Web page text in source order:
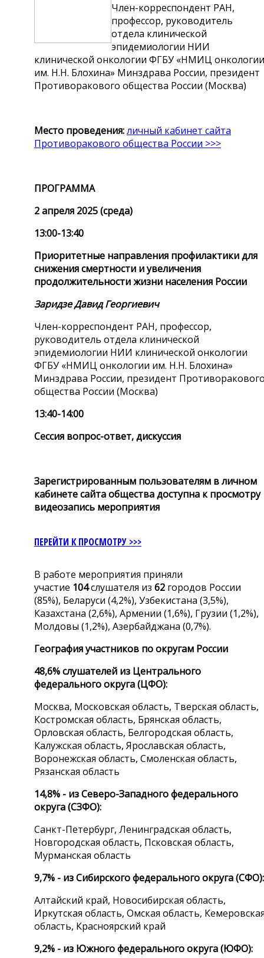
Член-корреспондент РАН,
профессор, руководитель
отдела клинической
эпидемиологии НИИ
клинической онкологии ФГБУ «НМИЦ онкологии
им. Н.Н. Блохина» Минздрава России, президент
Противоракового общества России (Москва)
Место проведения:личный кабинет сайта
Противоракового общества России >>>
ПРОГРАММА
2 апреля 2025 (среда)
13:00-13:40
Приоритетные направления профилактики для
снижения смертности и увеличения
продолжительности жизни населения России
Заридзе Давид Георгиевич
Член-корреспондент РАН, профессор,
руководитель отдела клинической
эпидемиологии НИИ клинической онкологии
ФГБУ «НМИЦ онкологии им. Н.Н. Блохина»
Минздрава России, президент
общества России (Москва)
13:40-14:00
Сессия вопрос-ответ, дискуссия
Зарегистрированным пользователям в личном
кабинете сайта общества доступна к просмотру
видеозапись мероприятия
ПЕРЕЙТИ К ПРОСМОТРУ >>>
В работе мероприятия приняли
участие 104слушателя из 62 городов России
(85%), Беларуси (4,2%), Узбекистана (3,5%),
Казахстана (2,6%), Армении (1,6%), Грузии (1,2%),
Молдовы (1,2%), Азербайджана (0,7%).
География участников по округам России
48,6% слушателей из Центрального
федерального округа (ЦФО):
Москва, Московская область, Тверская область,
Костромская область, Брянская область,
Орловская область, Белгородская область,
Калужская область, Ярославская область,
Воронежская область, Смоленская область,
Рязанская область
14,8% - из Северо-Западного федерального
округа (СЗФО):
Санкт-Петербург, Ленинградская область,
Новгородская область, Псковская область,
Мурманская область
9,7% - из Сибирского федерального округа (СФО):
Алтайский край, Новосибирская область,
Иркутская область, Омская область,
область, Красноярский край
9,2% - из Южного федерального округа (ЮФО):